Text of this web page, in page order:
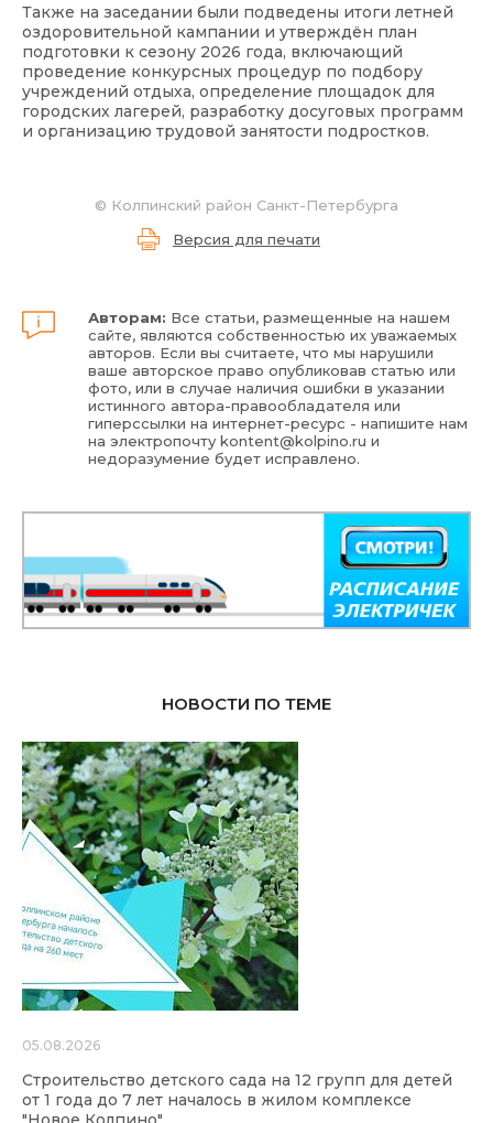
Также на заседании были подведены итоги летней
оздоровительной кампании и утверждён план
подготовки к сезону 2026 года, включающий
проведение конкурсных процедур по подбору
учреждений отдыха, определение площадок для
городских лагерей, разработку досуговых программ
и организацию трудовой занятости подростков.
© Колпинский район Санкт-Петербурга
Версия для печати
Авторам: Все статьи, размещенные на нашем
сайте, являются собственностью их уважаемых
авторов. Если вы считаете, что мы нарушили
ваше авторское право опубликовав статью или
фото, или в случае наличия ошибки в указании
истинного автора-правообладателя или
гиперссылки на интернет-ресурс - напишите нам
на электропочтуkontent@kolpino.ru и
недоразумение будет исправлено.
НОВОСТИ ПО ТЕМЕ
05.08.2026
Строительство детского сада на 12 групп для детей
от 1 года до 7 лет началось в жилом комплексе